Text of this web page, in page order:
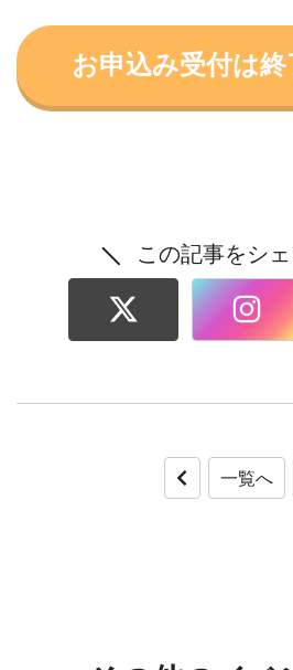
お申込み受付は
この記事をシ
一覧へ